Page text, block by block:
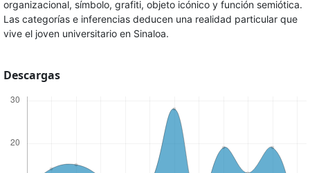
organizacional, símbolo, grafiti, objeto icónico y función semiótica.
Las categorías e inferencias deducen una realidad particular que
vive el joven universitario en Sinaloa.
Descargas